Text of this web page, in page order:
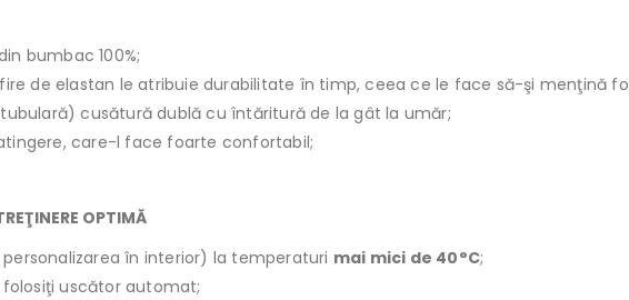
bumbac 100%;
de elastan le atribuie durabilitate în timp, ceea ce le face să-şi menţină
cusătură dublă cu întăritură de la gât la umăr;
care-l face foarte confortabil;
OPTIMĂ
în interior) la temperaturi mai mici de 40°C;
uscător automat;